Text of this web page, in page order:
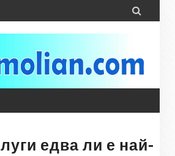

едва ли е най-